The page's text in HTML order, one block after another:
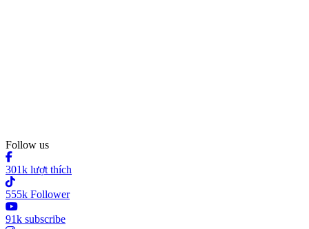
Follow us
301k lượt thích
555k Follower
91k subscribe